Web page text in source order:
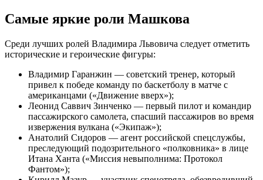
Самые яркие роли Машкова
Среди лучших ролей Владимира Львовича следует отметить
исторические и героические фигуры:
Владимир Гаранжин — советский тренер, который
привел к победе команду по баскетболу в матче с
американцами («Движение вверх»);
Леонид Саввич Зинченко — первый пилот и командир
пассажирского самолета, спасший пассажиров во время
извержения вулкана («Экипаж»);
Анатолий Сидоров — агент российской спецслужбы,
преследующий подозрительного «полковника» в лице
Итана Ханта («Миссия невыполнима: Протокол
Фантом»);